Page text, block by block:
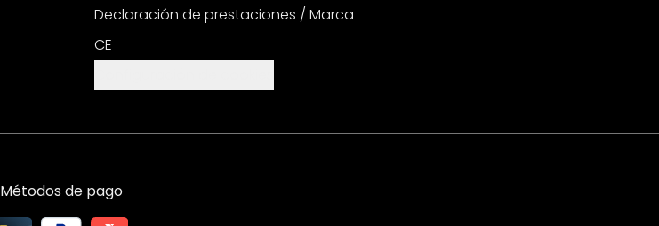
Declaración de prestaciones / Marca
CE
Métodos de pago